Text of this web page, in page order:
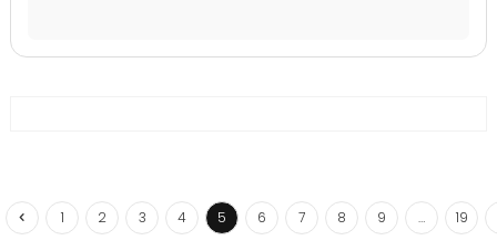
1 2 3 4 5 6 7 8 9 … 19